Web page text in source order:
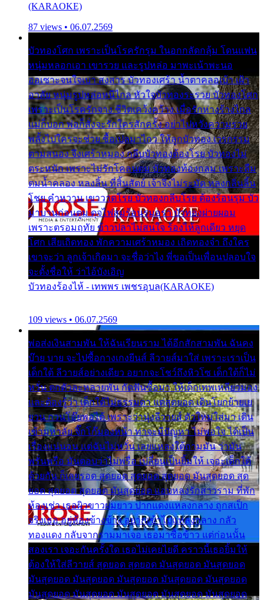
(KARAOKE)
87 views • 06.07.2569
บัวทองโศก เพราะเป็นโรครักรุม ในอกกลัดกลุ้ม โดนแฟน
หนุ่มหลอกเอา เขารวย และรูปหล่อ มาพะเน้าพะนอ
ออเซาะจนใจเบา สงสาร บัวทองเศร้า น้ำตาคลอเบ้า เฝ้า
อาลัย หนุ่มรูปหล่อหนีไกล หัวใจบัวทองระรวย บัวทองโศก
เพราะเป็นโรครักจาง ชีวิตเคว้งคว้าง เมื่อรักห่างร้างไกล
แม่ก็บอก พ่อก็สั่งจะรักใครสักครั้ง อย่าไปหวังความรวย
พลั้งไปใครจะช่วย ซื้อเปลมาไกว ให้ลูกบัวทอง เวรกรรม
ตามสนอง จึงเศร้าหมอง กลีบบัวทองต้องโรย บัวทองไม่
ตระหนัก เพราะไม่รักโคลนตม บัวทองท้องกลม เพราะลืม
ตมน้ำคลอง หลงลิ้น ที่สิ้นสัตย์ เจ้าจึงไม่ระมัด หลงกลิ่นลิ้น
โชย คำหวาน เขาวาดโรย บัวทองกลีบโรย ต้องร้อนรุม บัว
มาบานก่อนตูม ดุจไฟสุมร้อนรุมอุรา บัวทองผ่ายผอม
เพราะตรอมฤทัย ข้าวปลาไม่สนใจ ร้องไห้ลูกเดียว หยุด
โศก เสียเถิดทอง พักความเศร้าหมอง เถิดทองจ๋า ถึงใคร
เขาจะว่า ลูกเจ้าเกิดมา จะชื่อว่าไง พี่ขอเป็นเพื่อนปลอบใจ
จะตั้งชื่อให้ ว่าไอ้บังเอิญ
บัวทองร้องไห้ - เทพพร เพชรอุบล(KARAOKE)
109 views • 06.07.2569
พ่อส่งเงินสามพัน ให้ฉันเรียนราม ได้อีกสักสามพัน ฉันคง
บ๊าย บาย จะไปซื้อกางเกงยีนส์ ลีวายส์มาใส่ เพราะเราเป็น
เด็กใต้ ลีวายส์อย่างเดียว อยากจะโชว์ถึงหิวโซ เด็กใต้ก็ไม่
หวั่น ตกตัวละหลายพัน กัดฟันซื้อมา ให้เด็กเทพเหลียวมอง
และต้องรู้ว่า เด็กใต้ไม่ธรรมดา แต่สุดยอด เดินโยกย้ายเย
ยวน กวนโอ๊ยพอได้ เพราะว่านุ่งลีวายส์ ตัวใหม่ใส่มา เดิน
เข้ามหาลัย จิ๊กโก๊มองหน้า ท่าจะมีปัญหา ไม่พอใจ ได้เป็น
เรื่องแน่นอน แต่ฉันไม่หวั่น เลยแหลงใต้ถามมัน ว่ามัน
พรั่นพรือ มันตอบว่าไม่พรื่อ เปลี่ยนเป็นยิ้มให้ เจอะเด็กใต้
ด้วยกัน ก็เลยรอด สุดยอด สุดยอด สุดยอด มันสุดยอด สุด
ยอด สุดยอด สุดยอด มันสุดยอด แอบหลงรักสาวราม ที่พัก
ห้องเช่า เธอผิวขาวผมยาว ปากแดงแหลงกลาง ถูกสเป็ก
จริงเธอ อยู่ห้องข้างข้าง อยากเข้าไปแหลงกลาง กลัว
ทองแดง กลับจากรามมาเจอ เธอมาซื้อข้าว แต่ก่อนนั้น
สองเรา เจอะกันครั้งใด เธอไม่เคยไยดี คราวนี้เธอยิ้มให้
ต้องให้ใส่ลีวายส์ สุดยอด สุดยอด มันสุดยอด มันสุดยอด
มันสุดยอด มันสุดยอด มันสุดยอด มันสุดยอด มันสุดยอด
มันสุดยอด มันสุดยอด มันสุดยอด มันสุดยอด มันสุดยอด